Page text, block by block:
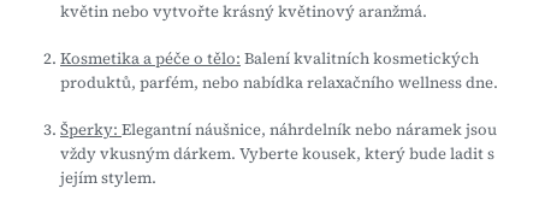
květin nebo vytvořte krásný květinový aranžmá.
Kosmetika a péče o tělo: Balení kvalitních kosmetických
produktů, parfém, nebo nabídka relaxačního wellness dne.
Šperky: Elegantní náušnice, náhrdelník nebo náramek jsou
vždy vkusným dárkem. Vyberte kousek, který bude ladit s
jejím stylem.